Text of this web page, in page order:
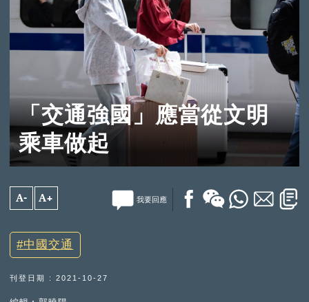
「交通強國」應當從文明
乘車做起
A- A+ 我要回應
中國交通
刊登日期 : 2021-10-27